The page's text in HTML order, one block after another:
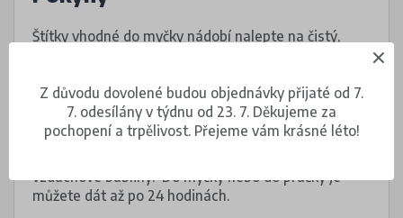
Štítky vhodné do myčky nádobí nalepte na čistý,
Nalepovací štítky upevněte na oděvu na cedulku
s informacemi o údržbě, případně na tištěné
informace na oděvu, pokud cedulku nemá.
vzduchové bubliny. Do myčky nebo do pračky je
můžete dát až po 24 hodinách.
Z důvodu dovolené budou objednávky přijaté od 7.
7. odesílány v týdnu od 23. 7. Děkujeme za
pochopení a trpělivost. Přejeme vám krásné léto!